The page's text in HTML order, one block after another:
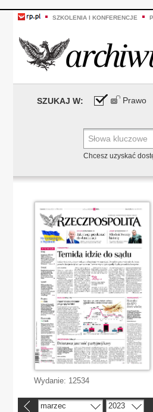
SZKOLENIA I KONFERENCJE
SZUKAJ W: Prawo
Chcesz uzyskać
Wydanie: 12534
marzec 2023